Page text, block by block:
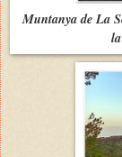
Muntanya de La